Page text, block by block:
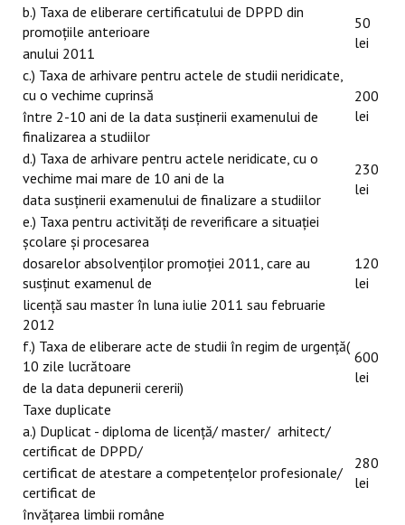
b.) Taxa de eliberare certificatului de DPPD din
promoţiile anterioare
50
lei
anului 2011
c.) Taxa de arhivare pentru actele de studii neridicate,
cu o vechime cuprinsă
200
lei
între 2-10 ani de la data susţinerii examenului de
finalizarea a studiilor
d.) Taxa de arhivare pentru actele neridicate, cu o
vechime mai mare de 10 ani de la
230
lei
data susţinerii examenului de finalizare a studiilor
e.) Taxa pentru activităţi de reverificare a situaţiei
şcolare şi procesarea
120
lei
dosarelor absolvenţilor promoţiei 2011, care au
susţinut examenul de
licenţă sau master în luna iulie 2011 sau februarie
2012
f.) Taxa de eliberare acte de studii în regim de urgenţă(
10 zile lucrătoare
600
lei
de la data depunerii cererii)
Taxe duplicate
a.) Duplicat - diploma de licenţă/ master/ arhitect/
certificat de DPPD/
280
lei
certificat de atestare a competenţelor profesionale/
certificat de
învăţarea limbii române